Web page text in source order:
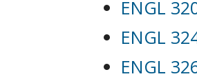
ENGL
ENGL
ENGL